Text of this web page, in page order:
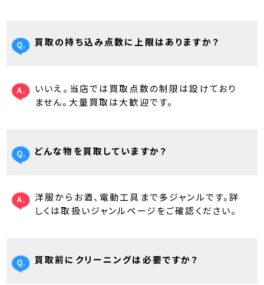
買取の持ち込み点数に上限はありますか？
いいえ。当店では買取点数の制限は設けており
ません。大量買取は大歓迎です。
どんな物を買取していますか？
洋服からお酒、電動工具まで多ジャンルです。詳
しくは取扱いジャンルページをご確認ください。
買取前にクリーニングは必要ですか？